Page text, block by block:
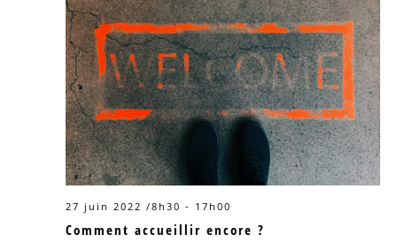
Comment accueillir encore ?
27 juin 2022 /8h30 - 17h00